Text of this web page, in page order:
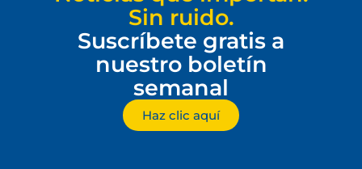
Sin ruido.
Suscríbete gratis a
nuestro boletín
semanal
Haz clic aquí